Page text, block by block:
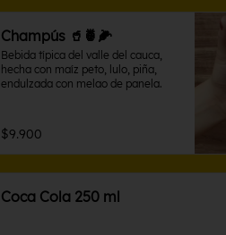
Champús 🥤🍍🌽
Bebida típica del valle del cauca,
hecha con maíz peto, lulo, piña,
endulzada con melao de panela.
$9.900
Coca Cola 250 ml